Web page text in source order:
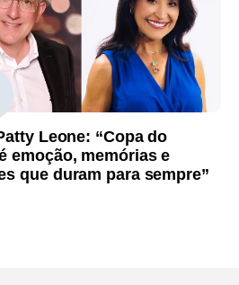
Leone: “Copa do
emoção, memórias e
que duram para sempre”